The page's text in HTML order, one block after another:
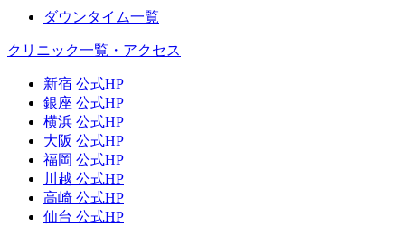
ダウンタイム一覧
クリニック一覧・アクセス
新宿 公式HP
銀座 公式HP
横浜 公式HP
大阪 公式HP
福岡 公式HP
川越 公式HP
高崎 公式HP
仙台 公式HP